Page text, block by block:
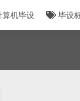
算机毕设 毕设